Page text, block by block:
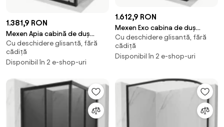
1.381,9 RON
Mexen Apia cabină de duș
glisantă 100 x 90 cm,
transparentă, neagră - 840-
100-090-70-00
Cu deschidere glisantă, fără
cădiță
Disponibil în 2 e-shop-uri
1.612,9 RON
Mexen Exo cabina de duș
glisantă 120 x 90 cm,
transparentă, neagră - 8151-
120-090-70-00
Cu deschidere glisantă, fără
cădiță
Disponibil în 2 e-shop-uri